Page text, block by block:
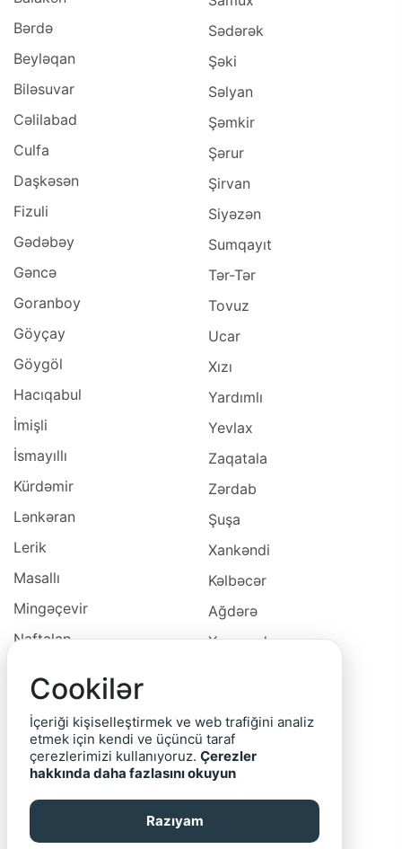
Bərdə
Beyləqan
Biləsuvar
Cəlilabad
Culfa
Daşkəsən
Fizuli
Gədəbəy
Gəncə
Goranboy
Göyçay
Göygöl
Hacıqabul
İmişli
İsmayıllı
Kürdəmir
Lənkəran
Lerik
Masallı
Mingəçevir
Naftalan
Neftçala
Oğuz
Ordubad
Sədərək
Şəki
Səlyan
Şəmkir
Şərur
Şirvan
Siyəzən
Sumqayıt
Tər-Tər
Tovuz
Ucar
Xızı
Yardımlı
Yevlax
Zaqatala
Zərdab
Şuşa
Xankəndi
Kəlbəcər
Ağdərə
Xocavəd
Cəbrayıl
Qubadlı
Cookilər
İçeriği kişiselleştirmek ve web trafiğini analiz
etmek için kendi ve üçüncü taraf
çerezlerimizi kullanıyoruz. Çerezler
hakkında daha fazlasını okuyun
Razıyam